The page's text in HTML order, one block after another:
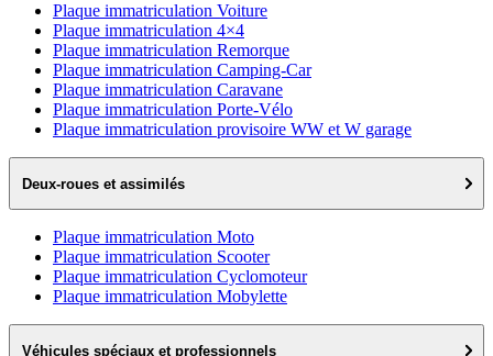
Plaque immatriculation Voiture
Plaque immatriculation 4×4
Plaque immatriculation Remorque
Plaque immatriculation Camping-Car
Plaque immatriculation Caravane
Plaque immatriculation Porte-Vélo
Plaque immatriculation provisoire WW et W garage
Deux-roues et assimilés
Plaque immatriculation Moto
Plaque immatriculation Scooter
Plaque immatriculation Cyclomoteur
Plaque immatriculation Mobylette
Véhicules spéciaux et professionnels